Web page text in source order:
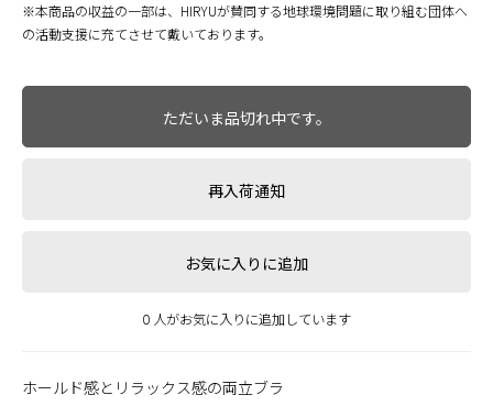
※本商品の収益の一部は、HIRYUが賛同する地球環境問題に取り組む団体へ
の活動支援に充てさせて戴いております。
ただいま品切れ中です。
再入荷通知
お気に入りに追加
0 人がお気に入りに追加しています
ホールド感とリラックス感の両立ブラ